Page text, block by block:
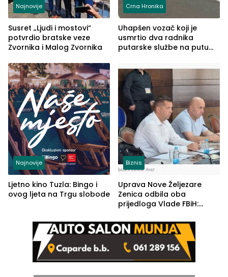
Najnovije
Susret „Ljudi i mostovi“
potvrdio bratske veze
Zvornika i Malog Zvornika
Crna Hronika
Uhapšen vozač koji je
usmrtio dva radnika
putarske službe na putu
(FOTO)
Najnovije
Ljetno kino Tuzla: Bingo i
ovog ljeta na Trgu slobode
Biznis
Uprava Nove Željezare
Zenica odbila oba
prijedloga Vlade FBiH:
rješenje